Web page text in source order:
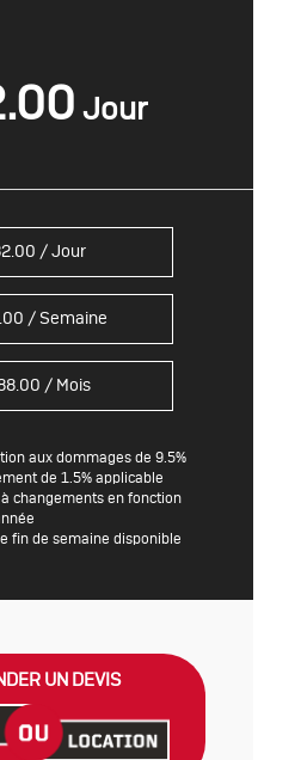
/ Jour
/ Semaine
/ Mois
aux dommages de 9.5%
de 1.5% applicable
changements en fonction
fin de semaine disponible
UN DEVIS